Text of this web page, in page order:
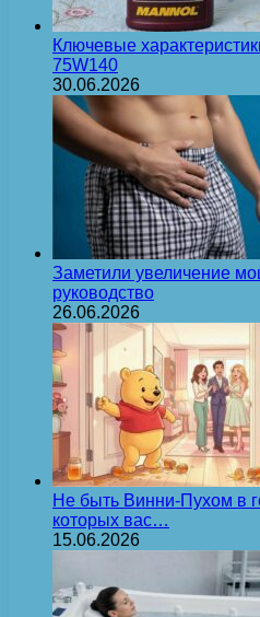
Ключевые
75W140
30.06.2026
Заметили увеличение
руководство
26.06.2026
Не быть Винни-Пухом в
которых вас…
15.06.2026